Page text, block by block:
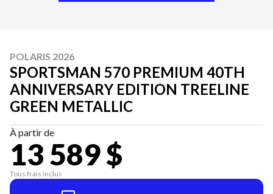
POLARIS 2026
SPORTSMAN 570 PREMIUM 40TH
ANNIVERSARY EDITION TREELINE
GREEN METALLIC
À partir de
13 589 $
Tous frais inclus